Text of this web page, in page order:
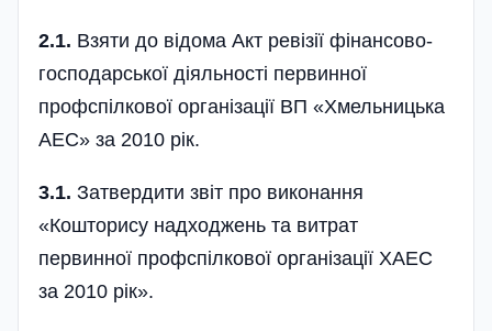
2.1. Взяти до відома Акт ревізії фінансово-
господар­ської діяльності первинної
профспілкової організації ВП «Хмельницька
АЕС» за 2010 рік.
3.1. Затвердити звіт про виконання
«Кошторису надхо­джень та витрат
первинної профспілкової організації ХАЕС
за 2010 рік».